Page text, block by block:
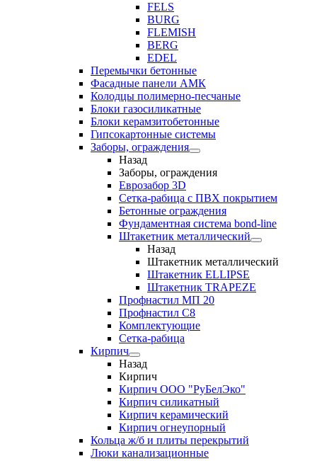
FELS
BURG
FLEMISH
BERG
EDEL
Перемычки бетонные
Фасадные панели АМК
Колодцы полимерно-песчаные
Блоки газосиликатные
Блоки керамзитобетонные
Гипсокартонные системы
Заборы, ограждения
Назад
Заборы, ограждения
Еврозабор 3D
Сетка-рабица с ПВХ покрытием
Бетонные ограждения
Фундаментная система bond-line
Штакетник металлический
Назад
Штакетник металлический
Штакетник ELLIPSE
Штакетник TRAPEZE
Профнастил МП 20
Профнастил С8
Комплектующие
Сетка-рабица
Кирпич
Назад
Кирпич
Кирпич ООО "РуБелЭко"
Кирпич силикатный
Кирпич керамический
Кирпич огнеупорный
Кольца ж/б и плиты перекрытий
Люки канализационные